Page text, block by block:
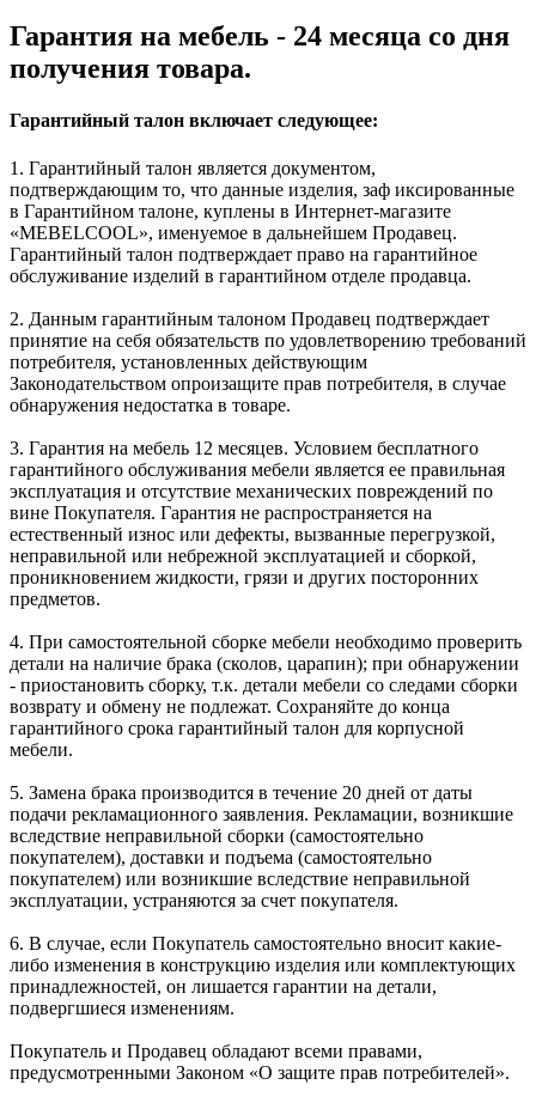
Гарантия на мебель - 24 месяца со дня
получения товара.
Гарантийный талон включает следующее:
1. Гарантийный талон является документом,
подтверждающим то, что данные изделия, заф иксированные
в Гарантийном талоне, куплены в Интернет-магазите
«MEBELCOOL», именуемое в дальнейшем Продавец.
Гарантийный талон подтверждает право на гарантийное
обслуживание изделий в гарантийном отделе продавца.
2. Данным гарантийным талоном Продавец подтверждает
принятие на себя обязательств по удовлетворению требований
потребителя, установленных действующим
Законодательством опроизащите прав потребителя, в случае
обнаружения недостатка в товаре.
3. Гарантия на мебель 12 месяцев. Условием бесплатного
гарантийного обслуживания мебели является ее правильная
эксплуатация и отсутствие механических повреждений по
вине Покупателя. Гарантия не распространяется на
естественный износ или дефекты, вызванные перегрузкой,
неправильной или небрежной эксплуатацией и сборкой,
проникновением жидкости, грязи и других посторонних
предметов.
4. При самостоятельной сборке мебели необходимо проверить
детали на наличие брака (сколов, царапин); при обнаружении
- приостановить сборку, т.к. детали мебели со следами сборки
возврату и обмену не подлежат. Сохраняйте до конца
гарантийного срока гарантийный талон для корпусной
мебели.
5. Замена брака производится в течение 20 дней от даты
подачи рекламационного заявления. Рекламации, возникшие
вследствие неправильной сборки (самостоятельно
покупателем), доставки и подъема (самостоятельно
покупателем) или возникшие вследствие неправильной
эксплуатации, устраняются за счет покупателя.
6. В случае, если Покупатель самостоятельно вносит какие-
либо изменения в конструкцию изделия или комплектующих
принадлежностей, он лишается гарантии на детали,
подвергшиеся изменениям.
Покупатель и Продавец обладают всеми правами,
предусмотренными Законом «О защите прав потребителей».